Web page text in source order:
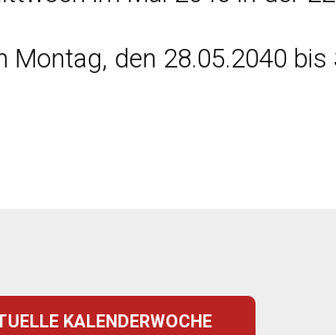
Montag, den 28.05.2040 bis
KALENDERWOCHE